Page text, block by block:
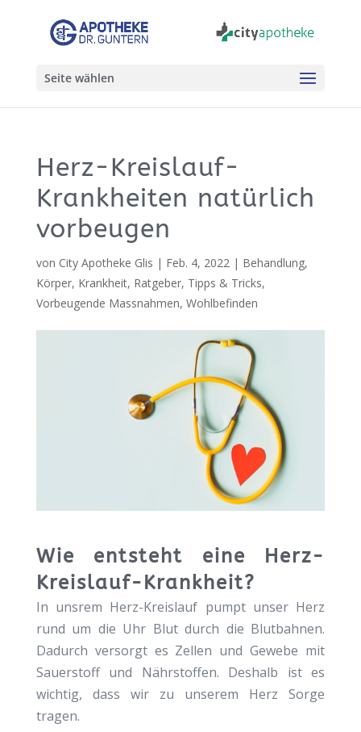
Seite wählen
Herz-Kreislauf-
Krankheiten natürlich
vorbeugen
von City Apotheke Glis | Feb. 4, 2022| Behandlung,
Körper, Krankheit, Ratgeber, Tipps & Tricks,
Vorbeugende Massnahmen, Wohlbefinden
Wie entsteht eine Herz-
Kreislauf-Krankheit?
In unsrem Herz-Kreislauf pumpt unser Herz
rund um die Uhr Blut durch die Blutbahnen.
Dadurch versorgt es Zellen und Gewebe mit
Sauerstoff und Nährstoffen. Deshalb ist es
wichtig, dass wir zu unserem Herz Sorge
tragen.